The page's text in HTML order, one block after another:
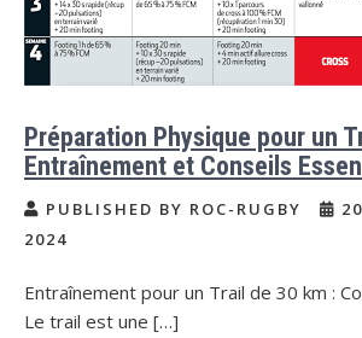
Préparation Physique pour un
Entraînement et Conseils
PUBLISHED BY ROC-RUGBY
2024
Entraînement pour un Trail de 30 km :
Le trail est une […]